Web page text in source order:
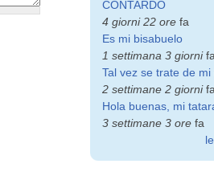
CONTARDO
4 giorni 22 ore fa
Es mi bisabuelo
1 settimana 3 giornifa
Tal vez se trate de mi
2 settimane 2 giornifa
Hola buenas, mi
3 settimane 3 ore fa